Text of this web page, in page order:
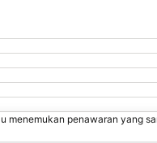
menemukan penawaran yang